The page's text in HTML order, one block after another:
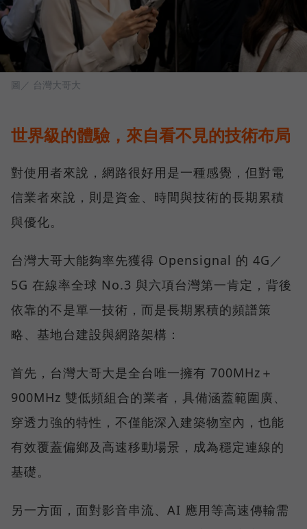
圖／ 台灣大哥大
世界級的體驗，來自看不見的技術布局
對使用者來說，網路很好用是一種感覺，但對電
信業者來說，則是資金、時間與技術的長期累積
與優化。
台灣大哥大能夠率先獲得 Opensignal 的 4G／
5G 在線率全球 No.3 與六項台灣第一肯定，背後
依靠的不是單一技術，而是長期累積的頻譜策
略、基地台建設與網路架構：
首先，台灣大哥大是全台唯一擁有 700MHz＋
900MHz 雙低頻組合的業者，具備涵蓋範圍廣、
穿透力強的特性，不僅能深入建築物室內，也能
有效覆蓋偏鄉及高速移動場景，成為穩定連線的
基礎。
另一方面，面對影音串流、AI 應用等高速傳輸需